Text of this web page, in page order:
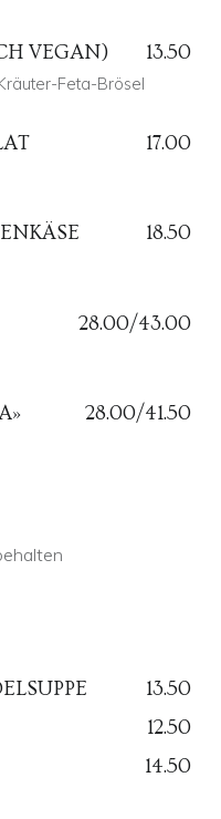
VEGAN) 13.50
Feta-Brösel
17.00
18.50
28.00/43.00
28.00/41.50
13.50
12.50
14.50